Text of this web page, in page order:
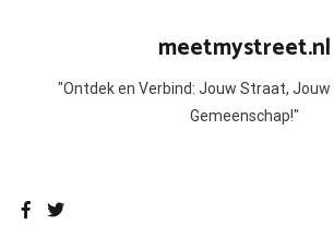
meetmystreet.nl
"Ontdek en Verbind: Jouw Straat, Jouw
Gemeenschap!"